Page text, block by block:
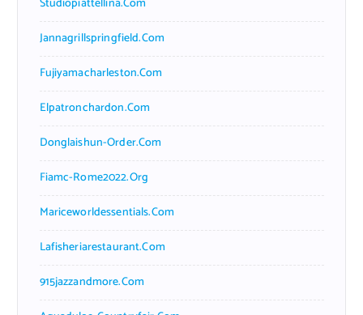
Jannagrillspringfield.com
Fujiyamacharleston.com
Elpatronchardon.com
Donglaishun-Order.com
Fiamc-Rome2022.org
Mariceworldessentials.com
Lafisheriarestaurant.com
915jazzandmore.com